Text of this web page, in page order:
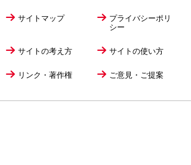
サイトマップ
プライバシーポリ
シー
サイトの考え方 サイトの使い方
リンク・著作権 ご意見・ご提案